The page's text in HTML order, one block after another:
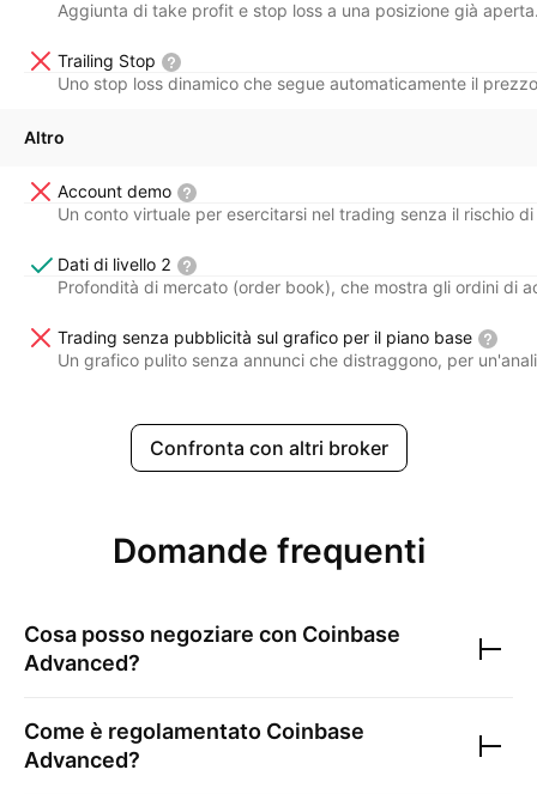
Aggiunta di take profit e stop loss a una posizione già
Trailing Stop
Uno stop loss dinamico che segue automaticamente il
Altro
Account demo
Un conto virtuale per esercitarsi nel trading senza il rischio
Dati di livello 2
Profondità di mercato (order book), che mostra gli ordini di
Trading senza pubblicità sul grafico per il piano base
Un grafico pulito senza annunci che distraggono, per
Confronta con altri broker
Domande frequenti
Cosa posso negoziare con Coinbase
Advanced?
Come è regolamentato Coinbase
Advanced?